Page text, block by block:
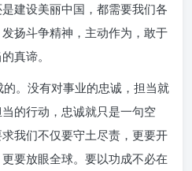
建设美丽中国，都需要我们各
扬斗争精神，主动作为，敢于
真谛。
。没有对事业的忠诚，担当就
的行动，忠诚就只是一句空
我们不仅要守土尽责，更要开
要放眼全球。要以功成不必在